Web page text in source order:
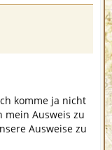
komme ja nicht
mein Ausweis zu
Ausweise zu